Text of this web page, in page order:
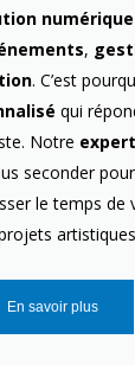
,
. C’est
qui
Notre
seconder
le temps de
En savoir plus